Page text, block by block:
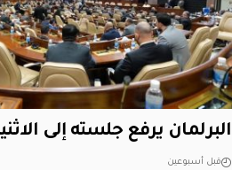
البرلمان يرفع جلسته إلى
قبل أسبوعين